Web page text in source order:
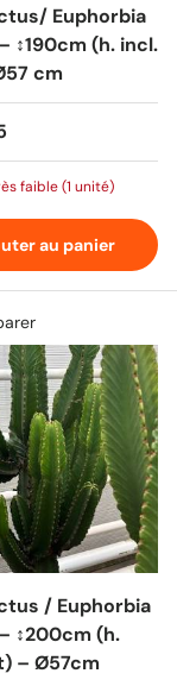
Euphorbia
↕190cm (h. incl.
cm
faible (1 unité)
au panier
/ Euphorbia
↕200cm (h.
– Ø57cm